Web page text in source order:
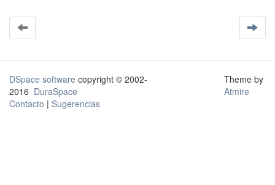
DSpace software copyright © 2002-
2016 DuraSpace
Contacto | Sugerencias
Theme by
Atmire